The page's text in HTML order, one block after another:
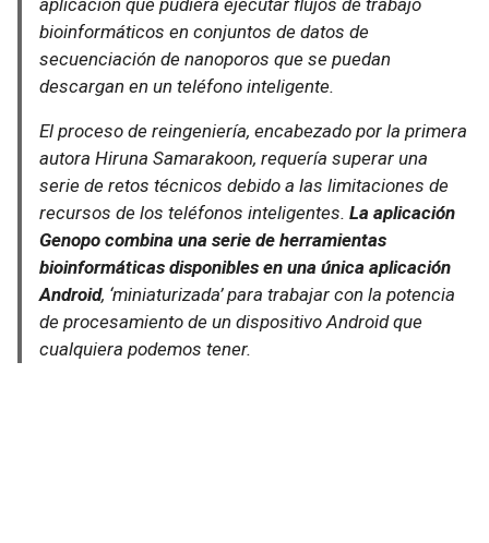
bioinformáticos en conjuntos de datos de
secuenciación de nanoporos que se puedan
descargan en un teléfono inteligente.
El proceso de reingeniería, encabezado por la primera
autora Hiruna Samarakoon, requería superar una
serie de retos técnicos debido a las limitaciones de
recursos de los teléfonos inteligentes. La aplicación
Genopo combina una serie de herramientas
bioinformáticas disponibles en una única aplicación
Android, ‘miniaturizada’ para trabajar con la potencia
de procesamiento de un dispositivo Android que
cualquiera podemos tener.